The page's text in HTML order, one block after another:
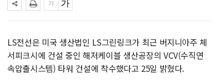
LS전선은 미국 생산법인 LS그린링크가 최근 버지니아주 체
서피크시에 건설 중인 해저케이블 생산공장의 VCV(수직연
속압출시스템) 타워 건설에 착수했다고 25일 밝혔다.